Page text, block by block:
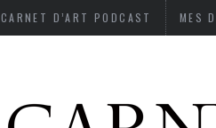
CARNET D’ART PODCAST MES